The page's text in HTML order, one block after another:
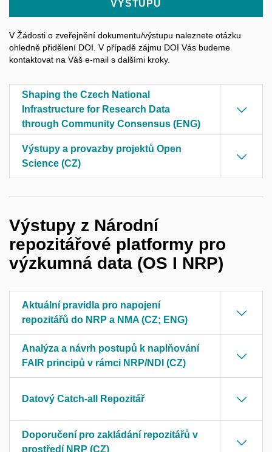
VÝSTUPU
V Žádosti o zveřejnění dokumentu/výstupu naleznete otázku
ohledně přidělení DOI. V případě zájmu DOI Vás budeme
kontaktovat na Váš e-mail s dalšími kroky.
Shaping the Czech National
Infrastructure for Research Data
through Community Consensus (ENG)
Výstupy a provazby projektů Open
Science (CZ)
Výstupy z Národní
repozitářové platformy pro
výzkumná data (OS I NRP)
Aktuální pravidla pro napojení
repozitářů do NRP a NMA (CZ; ENG)
Analýza a návrh postupů k naplňování
FAIR principů v rámci NRP/NDI (CZ)
Datový Catch-all Repozitář
Doporučení pro zakládání repozitářů v
prostředí NRP (CZ)